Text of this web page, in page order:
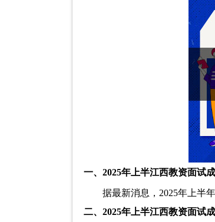
一、2025年上半江西教资面试
据最新消息，2025年上半
二、2025年上半江西教资面试